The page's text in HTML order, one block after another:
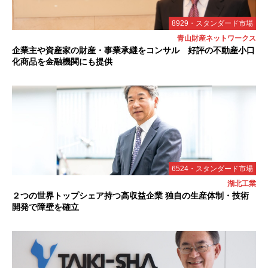
8929・スタンダード市場
青山財産ネットワークス
企業主や資産家の財産・事業承継をコンサル 好評の不動産小口
化商品を金融機関にも提供
6524・スタンダード市場
湖北工業
２つの世界トップシェア持つ高収益企業 独自の生産体制・技術
開発で障壁を確立